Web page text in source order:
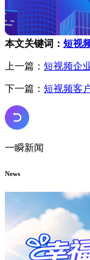
本文关键词： 短视
上一篇： 短视频企
下一篇： 短视频客
一瞬新闻
News